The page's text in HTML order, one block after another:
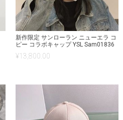
新作限定 サンローラン ニューエラ コ
ピー コラボキャップ YSL Sam01836
¥13,800.00